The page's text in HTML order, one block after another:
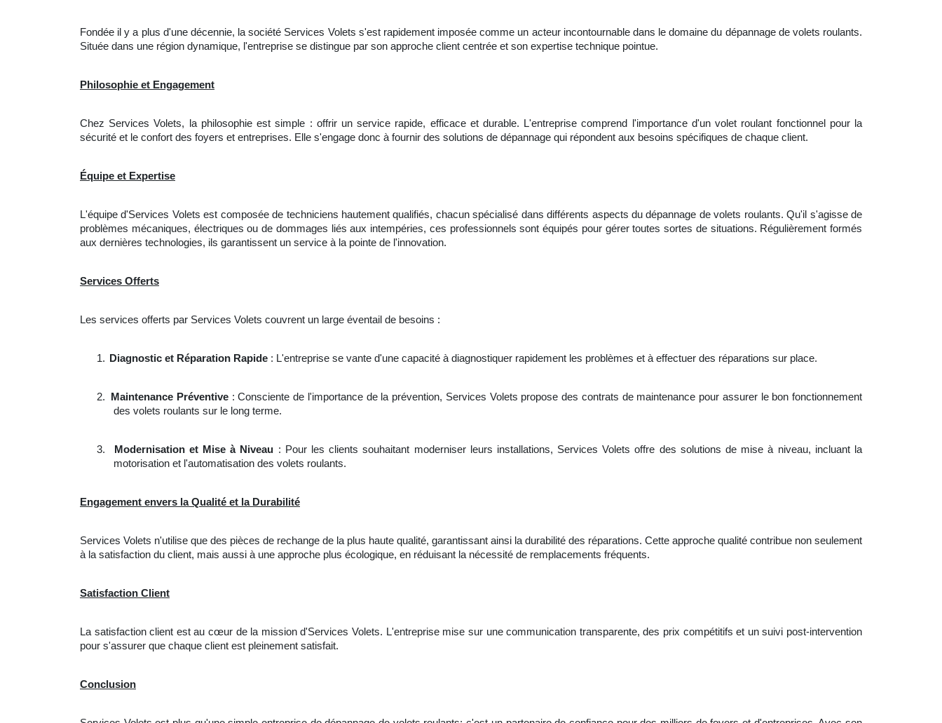
Fondée il y a plus d'une décennie, la société Services Volets s'est rapidement imposée comme un acteur incontournable dans le domaine du dépannage de volets roulants.
Située dans une région dynamique, l'entreprise se distingue par son approche client centrée et son expertise technique pointue.
Philosophie et Engagement
Chez Services Volets, la philosophie est simple : offrir un service rapide, efficace et durable. L'entreprise comprend l'importance d'un volet roulant fonctionnel pour la
sécurité et le confort des foyers et entreprises. Elle s'engage donc à fournir des solutions de dépannage qui répondent aux besoins spécifiques de chaque client.
Équipe et Expertise
L'équipe d'Services Volets est composée de techniciens hautement qualifiés, chacun spécialisé dans différents aspects du dépannage de volets roulants. Qu'il s'agisse de
problèmes mécaniques, électriques ou de dommages liés aux intempéries, ces professionnels sont équipés pour gérer toutes sortes de situations. Régulièrement formés
aux dernières technologies, ils garantissent un service à la pointe de l'innovation.
Services Offerts
Les services offerts par Services Volets couvrent un large éventail de besoins :
1. Diagnostic et Réparation Rapide : L'entreprise se vante d'une capacité à diagnostiquer rapidement les problèmes et à effectuer des réparations sur place.
2. Maintenance Préventive: Consciente de l'importance de la prévention, Services Volets propose des contrats de maintenance pour assurer le bon fonctionnement
des volets roulants sur le long terme.
3. Modernisation et Mise à Niveau : Pour les clients souhaitant moderniser leurs installations, Services Volets offre des solutions de mise à niveau, incluant la
motorisation et l'automatisation des volets roulants.
Engagement envers la Qualité et la Durabilité
Services Volets n'utilise que des pièces de rechange de la plus haute qualité, garantissant ainsi la durabilité des réparations. Cette approche qualité contribue non seulement
à la satisfaction du client, mais aussi à une approche plus écologique, en réduisant la nécessité de remplacements fréquents.
Satisfaction Client
La satisfaction client est au cœur de la mission d'Services Volets. L'entreprise mise sur une communication transparente, des prix compétitifs et un suivi post-intervention
pour s'assurer que chaque client est pleinement satisfait.
Conclusion